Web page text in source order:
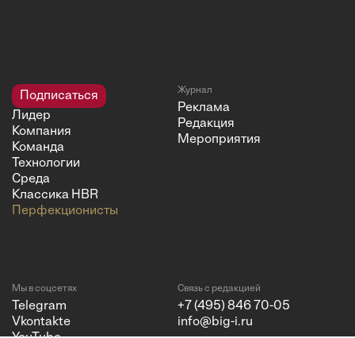
Подписаться
Лидер
Компания
Команда
Технологии
Среда
Классика HBR
Перфекционисты
Журнал
Реклама
Редакция
Мероприятия
Мы в соцсетях
Telegram
Vkontakte
Связь с редакцией
+7 (495) 846 70-05
info@big-i.ru